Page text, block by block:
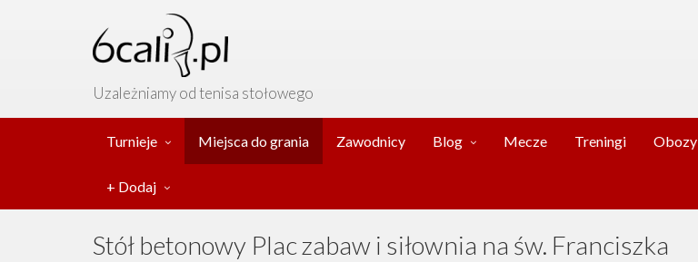
Uzależniamy od tenisa stołowego
Turnieje Miejsca do grania Zawodnicy Blog Mecze Treningi Obozy
+ Dodaj
Stół betonowy Plac zabaw i siłownia na św. Franciszka